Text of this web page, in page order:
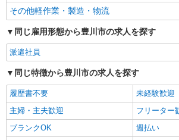
円〜 ＋地域手当：10,000円
＋通勤手当：3,000円 【各種手当・昇給・賞与】
・家族手当 └ 扶養内配偶
歳未満・65歳以上の扶養者
あり ・賞与：年2回（昨年
算賞与あり（業績による） 【期間】 ・2ヶ月 ※試
用期間中の労働条件に変更
〒441-0304 愛知県豊川
1-17
その他軽作業・製造・物流
同じ雇用形態から豊川市の求人を探す
派遣社員
同じ特徴から豊川市の求人を探す
履歴書不要
未経験歓迎
主婦・主夫歓迎
フリーター
ブランクOK
週払い